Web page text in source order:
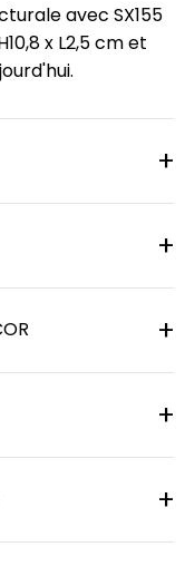
avec SX155
x L2,5 cm et